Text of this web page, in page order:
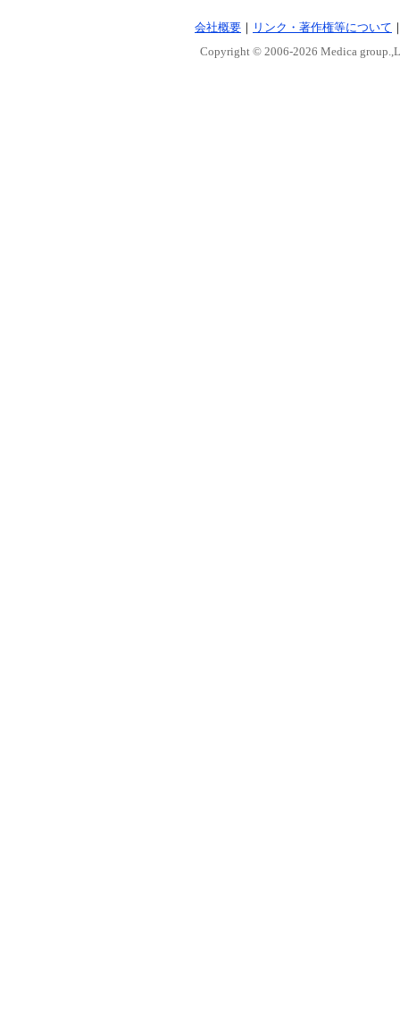
会社概要 ｜ リンク・著作権等について
Copyright © 2006-2026 Medica